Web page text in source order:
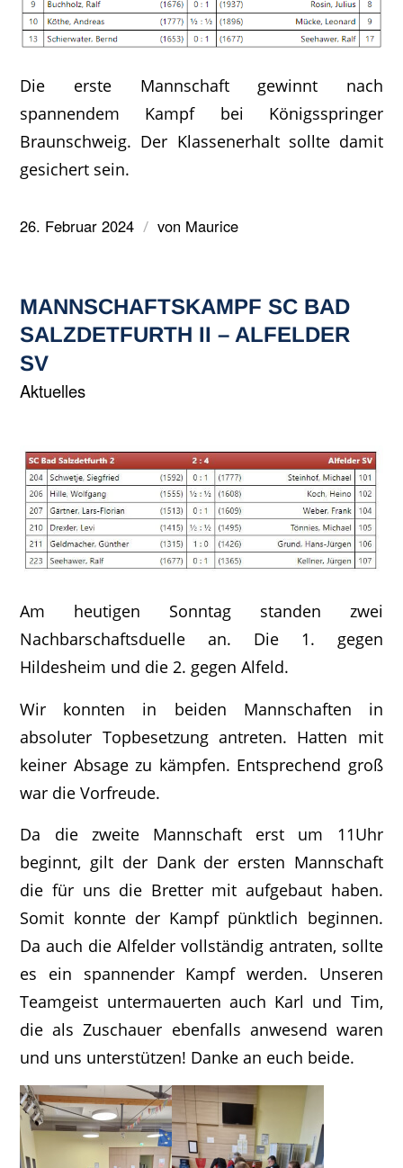
Die erste Mannschaft gewinnt nach
spannendem Kampf bei Königsspringer
Braunschweig. Der Klassenerhalt sollte damit
gesichert sein.
26. Februar 2024 / von Maurice
MANNSCHAFTSKAMPF SC BAD
SALZDETFURTH II – ALFELDER
SV
Aktuelles
Am heutigen Sonntag standen zwei
Nachbarschaftsduelle an. Die 1. gegen
Hildesheim und die 2. gegen Alfeld.
Wir konnten in beiden Mannschaften in
absoluter Topbesetzung antreten. Hatten mit
keiner Absage zu kämpfen. Entsprechend groß
war die Vorfreude.
Da die zweite Mannschaft erst um 11Uhr
beginnt, gilt der Dank der ersten Mannschaft
die für uns die Bretter mit aufgebaut haben.
Somit konnte der Kampf pünktlich beginnen.
Da auch die Alfelder vollständig antraten, sollte
es ein spannender Kampf werden. Unseren
Teamgeist untermauerten auch Karl und Tim,
die als Zuschauer ebenfalls anwesend waren
und uns unterstützen! Danke an euch beide.